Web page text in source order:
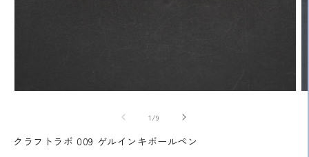
で
1 /の9
クラフトラボ 009 ゲルインキボールペン